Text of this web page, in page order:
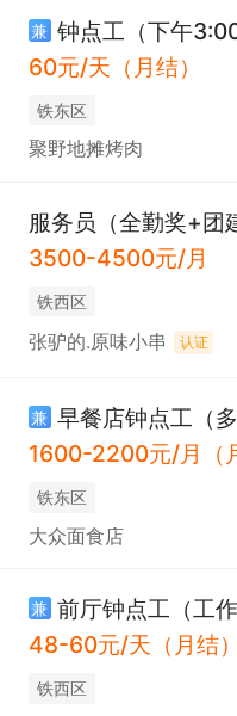
兼 钟点工（下午
60元/天（月结）
铁东区
聚野地摊烤肉
服务员（全勤奖+团
3500-4500元/月
铁西区
张驴的.原味小串 认证
兼 早餐店钟点工（多
1600-2200元/月（
铁东区
大众面食店
兼 前厅钟点工（工
48-60元/天（月结）
铁西区